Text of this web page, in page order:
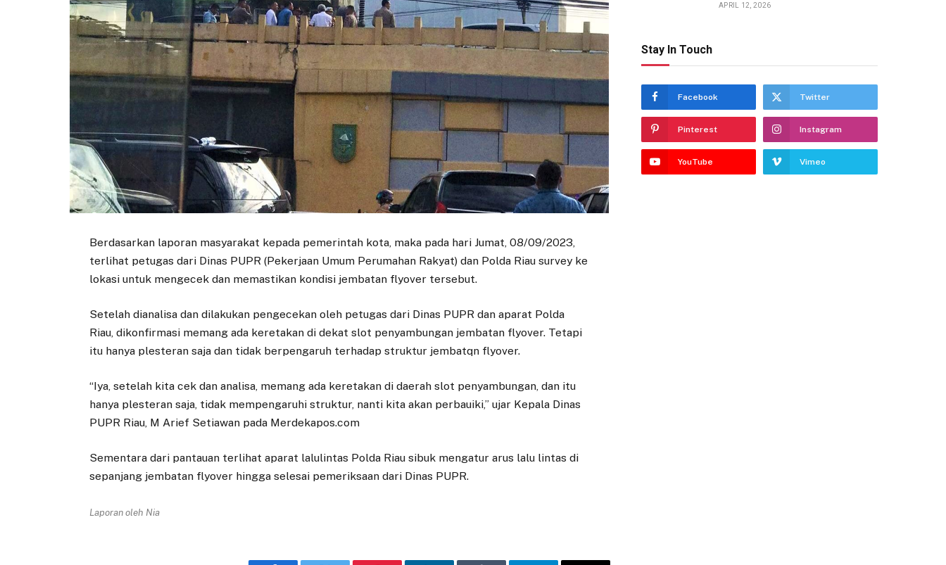
Berdasarkan laporan masyarakat kepada pemerintah kota, maka pada hari Jumat, 08/09/2023,
terlihat petugas dari Dinas PUPR (Pekerjaan Umum Perumahan Rakyat) dan Polda Riau survey ke
lokasi untuk mengecek dan memastikan kondisi jembatan flyover tersebut.
Setelah dianalisa dan dilakukan pengecekan oleh petugas dari Dinas PUPR dan aparat Polda
Riau, dikonfirmasi memang ada keretakan di dekat slot penyambungan jembatan flyover. Tetapi
itu hanya plesteran saja dan tidak berpengaruh terhadap struktur jembatqn flyover.
“Iya, setelah kita cek dan analisa, memang ada keretakan di daerah slot penyambungan, dan itu
hanya plesteran saja, tidak mempengaruhi struktur, nanti kita akan perbauiki,” ujar Kepala Dinas
PUPR Riau, M Arief Setiawan pada Merdekapos.com
Sementara dari pantauan terlihat aparat lalulintas Polda Riau sibuk mengatur arus lalu lintas di
sepanjang jembatan flyover hingga selesai pemeriksaan dari Dinas PUPR.
Laporan oleh Nia
APRIL 12, 2026
Stay In Touch
Facebook Twitter
Pinterest Instagram
YouTube Vimeo